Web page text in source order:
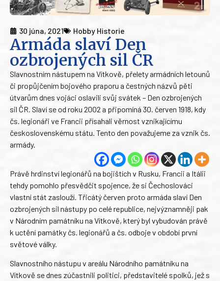
30 júna, 2021 Hobby Historie
Armáda slaví Den
ozbrojených sil ČR
Slavnostním nástupem na Vítkově, přelety armádních letounů
či propůjčením bojového praporu a čestných názvů pěti
útvarům dnes vojáci oslavili svůj svátek – Den ozbrojených
sil ČR. Slaví se od roku 2002 a připomíná 30. červen 1918, kdy
čs. legionáři ve Francii přísahali věrnost vznikajícímu
československému státu. Tento den považujeme za vznik čs.
armády.
Právě hrdinství legionářů na bojištích v Rusku, Francii a Itálii
tehdy pomohlo přesvědčit spojence, že si Čechoslováci
vlastní stát zaslouží. Třicátý červen proto armáda slaví Den
ozbrojených sil nástupy po celé republice, nejvýznamněji pak
v Národním památníku na Vítkově, který byl vybudován právě
k uctění památky čs. legionářů a čs. odboje v období první
světové války.
Slavnostního nástupu v areálu Národního památníku na
Vítkově se dnes zúčastnili politici, představitelé spolků, jež s